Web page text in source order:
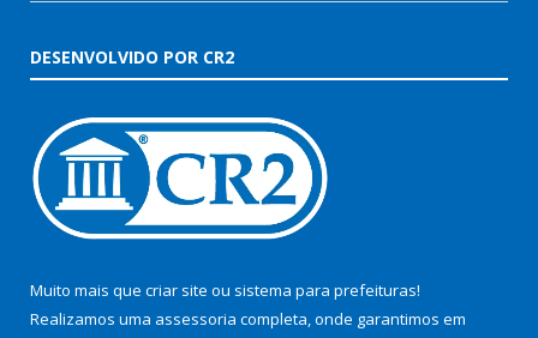
DESENVOLVIDO POR CR2
Muito mais que criar site ou sistema para prefeituras!
Realizamos uma assessoria completa, onde garantimos em